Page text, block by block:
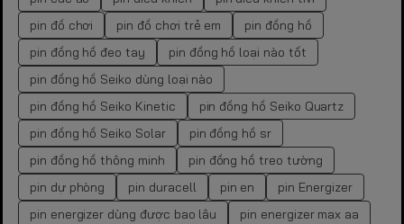
pin đồ chơi
pin đồ chơi trẻ em
pin đồng hồ
pin đồng hồ đeo tay
pin đồng hồ loại nào tốt
pin đồng hồ Seiko dùng loại nào
pin đồng hồ Seiko Kinetic
pin đồng hồ Seiko Quartz
pin đồng hồ Seiko Solar
pin đồng hồ sr
pin đồng hồ thông minh
pin đồng hồ treo tường
pin dự phòng
pin duracell pin en
pin Energizer
pin energizer dùng được bao lâu
pin energizer max aa